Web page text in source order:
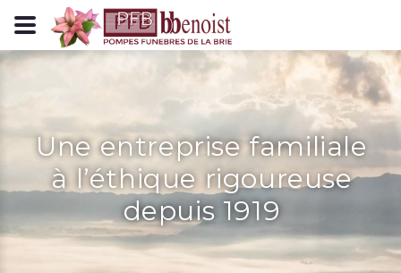
Panneau de gestion des cookies
Une entreprise familiale
à l’éthique rigoureuse
depuis 1919